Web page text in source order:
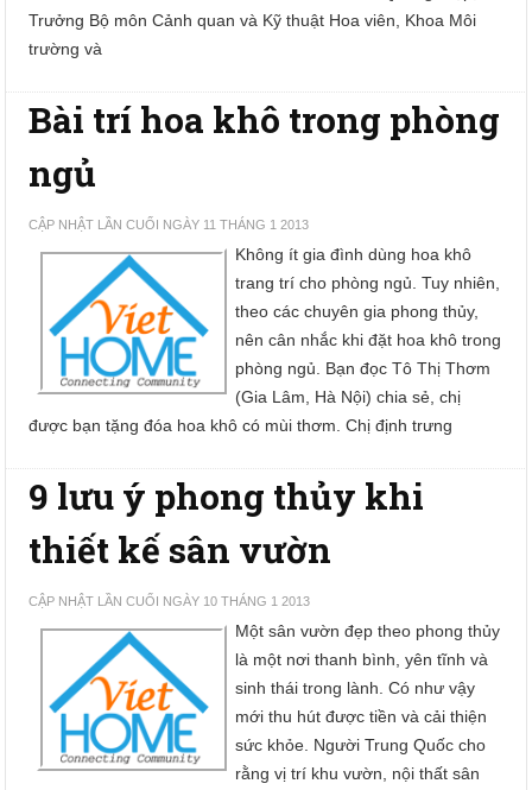
Trưởng Bộ môn Cảnh quan và Kỹ thuật Hoa viên, Khoa Môi
trường và
Bài trí hoa khô trong phòng
ngủ
CẬP NHẬT LẦN CUỐI NGÀY 11 THÁNG 1 2013
Không ít gia đình dùng hoa khô
trang trí cho phòng ngủ. Tuy nhiên,
theo các chuyên gia phong thủy,
nên cân nhắc khi đặt hoa khô trong
phòng ngủ. Bạn đọc Tô Thị Thơm
(Gia Lâm, Hà Nội) chia sẻ, chị
được bạn tặng đóa hoa khô có mùi thơm. Chị định trưng
9 lưu ý phong thủy khi
thiết kế sân vườn
CẬP NHẬT LẦN CUỐI NGÀY 10 THÁNG 1 2013
Một sân vườn đẹp theo phong thủy
là một nơi thanh bình, yên tĩnh và
sinh thái trong lành. Có như vậy
mới thu hút được tiền và cải thiện
sức khỏe. Người Trung Quốc cho
rằng vị trí khu vườn, nội thất sân